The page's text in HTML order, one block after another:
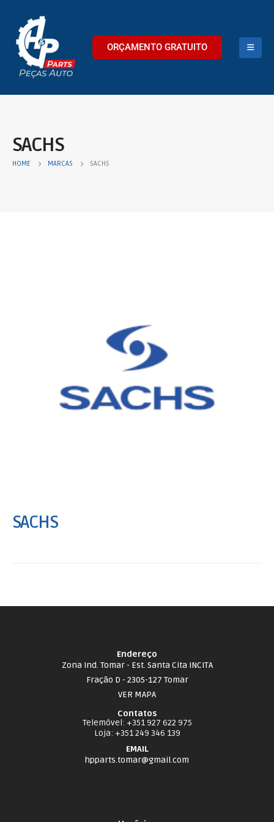
ORÇAMENTO GRATUITO
SACHS
HOME MARCAS SACHS
SACHS
Endereço
Zona Ind. Tomar - Est. Santa Cita INCITA
Fração D - 2305-127 Tomar
VER MAPA
Contatos
Telemóvel: +351 927 622 975
Loja: +351 249 346 139
EMAIL
hpparts.tomar@gmail.com